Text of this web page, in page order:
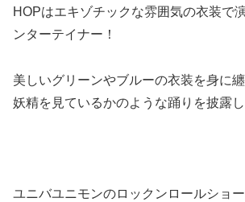
HOPはエキゾチックな雰囲気の衣装で
ンターテイナー！
美しいグリーンやブルーの衣装を身に
妖精を見ているかのような踊りを披露し
ユニバユニモンのロックンロールショ